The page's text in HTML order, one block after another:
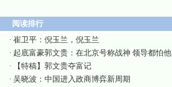
阅读排行
· 崔卫平：倪玉兰，倪玉兰
· 起底富豪郭文贵：在北京号称战神 领导都怕他
·
【特稿】郭文贵夺富记
· 吴晓波：中国进入政商博弈新周期